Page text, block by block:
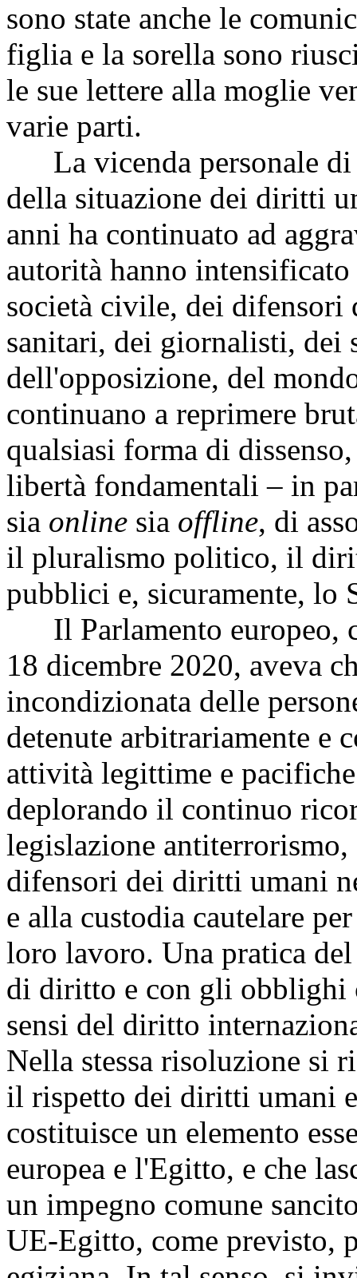
sono state anche le
figlia e la sorella sono
le sue lettere alla moglie
varie parti.
La vicenda personale di
della situazione dei diritti
anni ha continuato ad
autorità hanno
società civile, dei
sanitari, dei giornalisti, dei
dell'opposizione, del
continuano a reprimere
qualsiasi forma di
libertà fondamentali – in
sia online sia offline, di
il pluralismo politico, il
pubblici e, sicuramente, lo
Il Parlamento europeo,
18 dicembre 2020, aveva
incondizionata delle
detenute arbitrariamente e
attività legittime e
deplorando il continuo
legislazione
difensori dei diritti umani
e alla custodia cautelare
loro lavoro. Una pratica
di diritto e con gli obblighi
sensi del diritto
Nella stessa risoluzione si
il rispetto dei diritti umani
costituisce un elemento
europea e l'Egitto, e che
un impegno comune
UE-Egitto, come previsto,